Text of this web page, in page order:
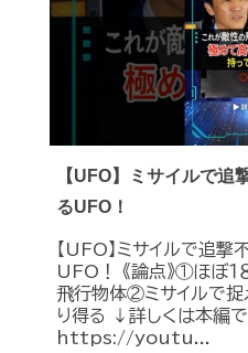
【UFO】ミサイルで追
るUFO！
【UFO】ミサイルで追
UFO！ 《論点》①ほぼ１
飛行物体②ミサイルで捉
り得る ↓詳しくは本編で
https://youtu...